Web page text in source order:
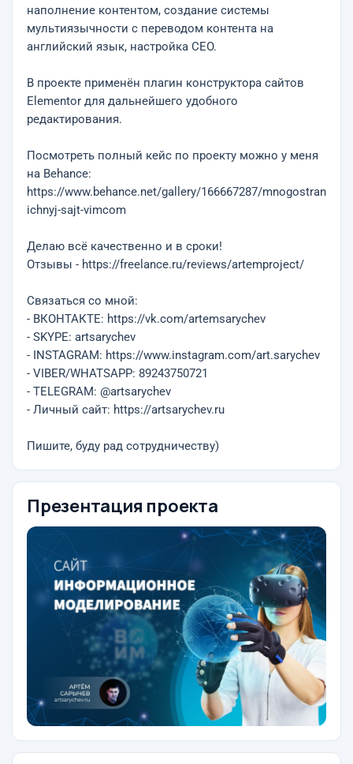
наполнение контентом, создание системы
мультиязычности с переводом контента на
английский язык, настройка СЕО.
В проекте применён плагин конструктора сайтов
Elementor для дальнейшего удобного
редактирования.
Посмотреть полный кейс по проекту можно у меня
на Behance:
https://www.behance.net/gallery/166667287/mnogostran
ichnyj-sajt-vimcom
Делаю всё качественно и в сроки!
Отзывы - https://freelance.ru/reviews/artemproject/
Связаться со мной:
- ВКОНТАКТЕ: https://vk.com/artemsarychev
- SKYPE: artsarychev
- INSTAGRAM: https://www.instagram.com/art.sarychev
- VIBER/WHATSAPP: 89243750721
- TELEGRAM: @artsarychev
- Личный сайт: https://artsarychev.ru
Пишите, буду рад сотрудничеству)
Презентация проекта